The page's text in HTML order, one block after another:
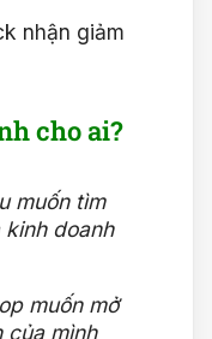
nhận giảm
cho ai?
muốn tìm
doanh
muốn mở
của mình